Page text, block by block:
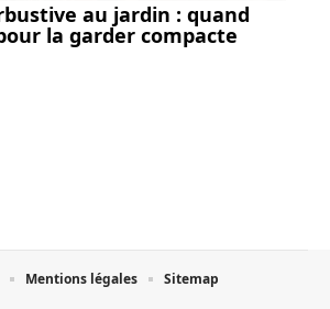
au jardin : quand
la garder compacte
Mentions légales Sitemap